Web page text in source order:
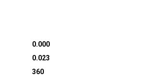
0.000
0.023
360